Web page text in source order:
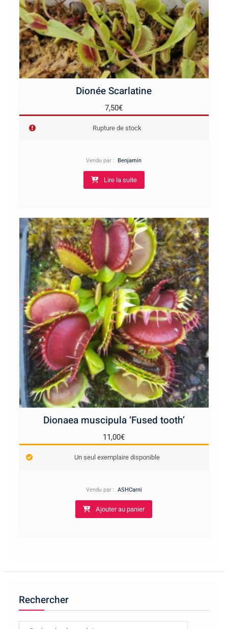
Dionée Scarlatine
7,50€
Rupture de stock
Vendu par : Benjamin
Lire la suite
Dionaea muscipula ‘Fused tooth’
11,00€
Un seul exemplaire disponible
Vendu par : ASHCarni
Ajouter au panier
Rechercher
Recherche